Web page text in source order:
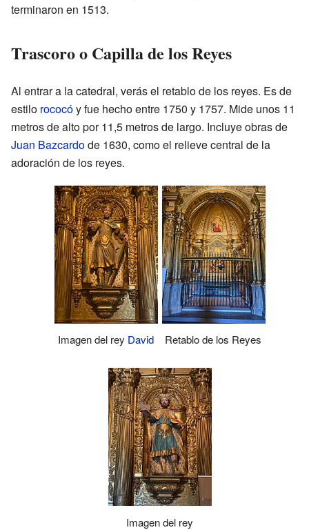
terminaron en 1513.
Trascoro o Capilla de los Reyes
Al entrar a la catedral, verás el retablo de los reyes. Es de
estilo rococóy fue hecho entre 1750 y 1757. Mide unos 11
metros de alto por 11,5 metros de largo. Incluye obras de
Juan Bazcardode 1630, como el relieve central de la
adoración de los reyes.
Imagen del rey David Retablo de los Reyes
Imagen del rey